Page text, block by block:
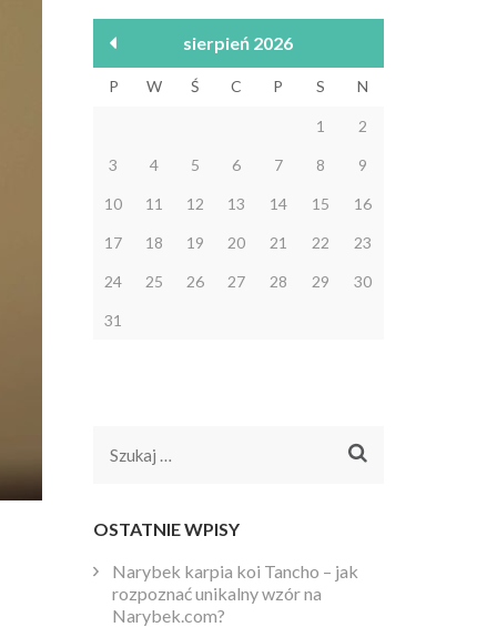
sierpień 2026
P W Ś C P S N
1 2
3 4 5 6 7 8 9
10 11 12 13 14 15 16
17 18 19 20 21 22 23
24 25 26 27 28 29 30
31
Szukaj:
OSTATNIE WPISY
Narybek karpia koi Tancho – jak
rozpoznać unikalny wzór na
Narybek.com?